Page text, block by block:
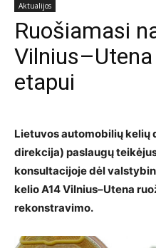
Aktualijos
Ruošiamasi
etapui
Lietuvos automobilių kelių
direkcija) paslaugų
konsultacijoje dėl
kelio A14 Vilnius–Utena
rekonstravimo.